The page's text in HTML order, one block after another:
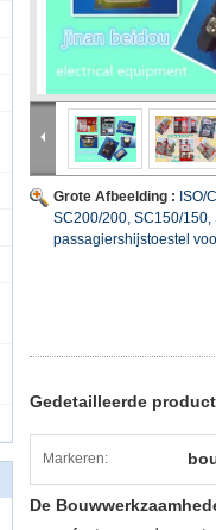
Grote Afbeelding : ISO/
SC200/200, SC150/150,
passagiershijstoestel
Gedetailleerde
Markeren:
De